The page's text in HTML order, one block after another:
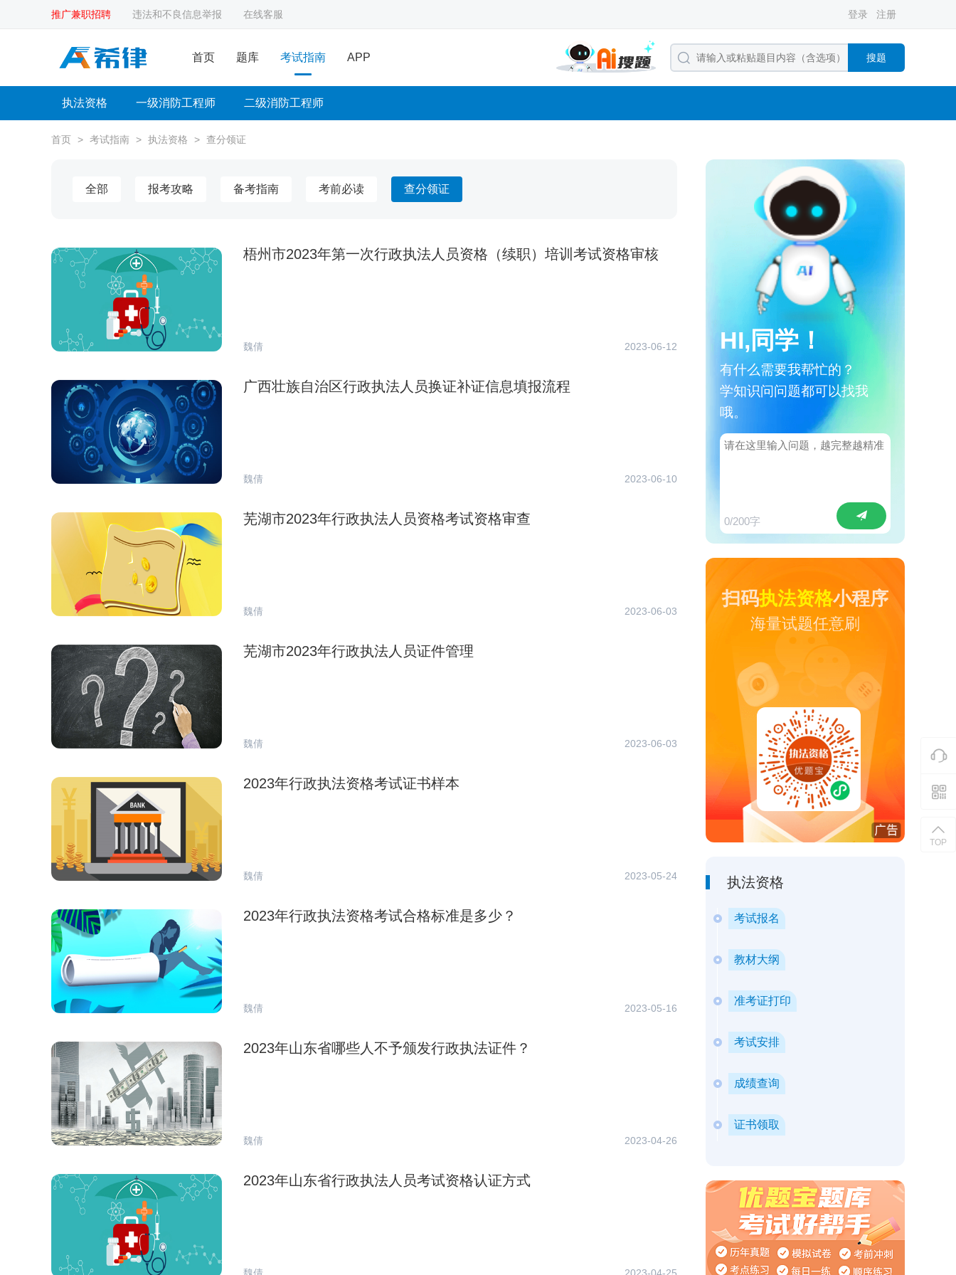
推广兼职招聘 违法和不良信息举报 在线客服 登录 注册
首页 题库 考试指南 APP 搜题
执法资格 一级消防工程师 二级消防工程师
首页 > 考试指南 > 执法资格 > 查分领证
全部 报考攻略 备考指南 考前必读 查分领证
梧州市2023年第一次行政执法人员资格（续职）培训考试资格审核
魏倩 2023-06-12
广西壮族自治区行政执法人员换证补证信息填报流程
魏倩 2023-06-10
芜湖市2023年行政执法人员资格考试资格审查
魏倩 2023-06-03
芜湖市2023年行政执法人员证件管理
魏倩 2023-06-03
2023年行政执法资格考试证书样本
魏倩 2023-05-24
2023年行政执法资格考试合格标准是多少？
魏倩 2023-05-16
2023年山东省哪些人不予颁发行政执法证件？
魏倩 2023-04-26
2023年山东省行政执法人员考试资格认证方式
HI,同学！
有什么需要我帮忙的？
学知识问问题都可以找我
哦。
0/200字
扫码执法资格小程序
海量试题任意刷
执法资格
考试报名
教材大纲
准考证打印
考试安排
成绩查询
证书领取
TOP